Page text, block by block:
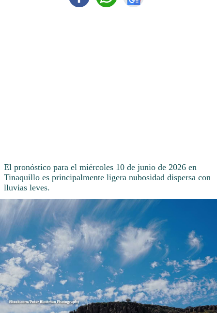
El pronóstico para el miércoles 10 de junio de 2026 en
Tinaquillo es principalmente ligera nubosidad dispersa con
lluvias leves.